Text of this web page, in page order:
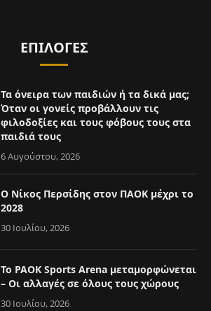
ΕΠΙΛΟΓΈΣ
Τα όνειρα των παιδιών ή τα δικά μας;
Όταν οι γονείς προβάλλουν τις
φιλοδοξίες και τους φόβους τους στα
παιδιά τους
6 Αυγούστου, 2026
Ο Νίκος Περσίδης στον ΠΑΟΚ μέχρι το
2028
30 Ιουλίου, 2026
Το PAOK Sports Arena μεταμορφώνεται
– Οι αλλαγές σε όλους τους χώρους
30 Ιουλίου, 2026